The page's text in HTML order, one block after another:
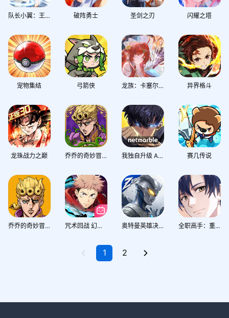
队长小翼：王牌对决 破阵勇士 圣剑之刃 闪耀之塔
宠物集结 弓箭侠 龙族：卡塞尔之门 异界格斗
龙珠战力之巅 乔乔的奇妙冒险：黄金赞歌 我独自升级 Arise 赛几传说
乔乔的奇妙冒险 黄金赞歌 咒术回战 幻影夜行 奥特曼英雄决战 全职高手：重返巅峰
1 2